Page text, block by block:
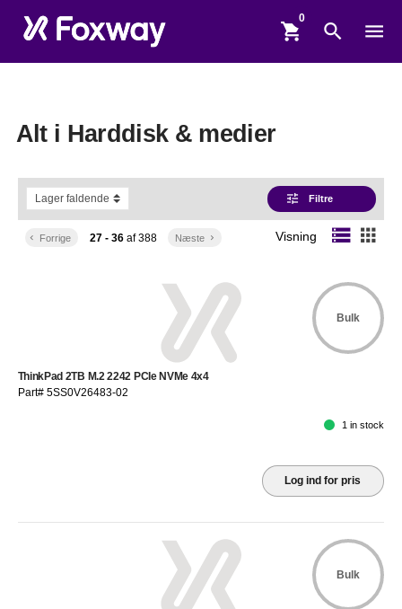
shopping_cart search menu
Alt i Harddisk & medier
tune Filtre
keyboard_arrow_left Forrige 27 - 36af388 Næste keyboard_arrow_right Visning storage apps
Bulk
ThinkPad 2TB M.2 2242 PCIe NVMe 4x4
Part# 5SS0V26483-02
1 in stock
Log ind for pris
Bulk